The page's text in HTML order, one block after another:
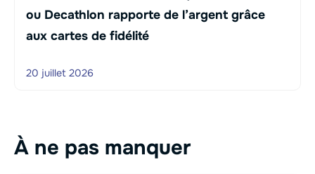
ou Decathlon rapporte de l’argent grâce
aux cartes de fidélité
20 juillet 2026
À ne pas manquer